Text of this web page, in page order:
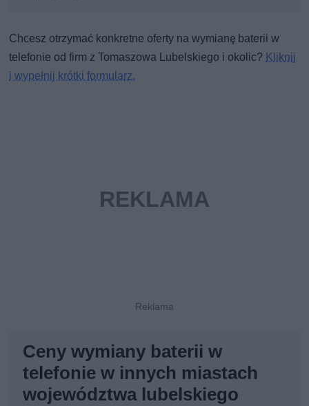
Chcesz otrzymać konkretne oferty na wymianę baterii w
telefonie od firm z Tomaszowa Lubelskiego i okolic? Kliknij
i wypełnij krótki formularz.
Ceny wymiany baterii w
telefonie w innych miastach
województwa lubelskiego